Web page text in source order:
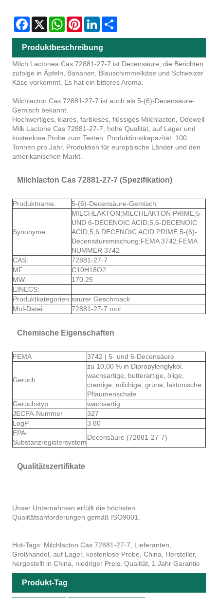
Facebook
X WhatsAppPinterestLinkedIn
Produktbeschreibung
Milch Lactonea Cas 72881-27-7 ist Decensäure, die Berichten
zufolge in Äpfeln, Bananen, Blauschimmelkäse und Schweizer
Käse vorkommt. Es hat ein bitteres Aroma.
Milchlacton Cas 72881-27-7 ist auch als 5-(6)-Decensäure-
Gemisch bekannt.
Hochwertiges, klares, farbloses, flüssiges Milchlacton, Odowell
Milk Lactone Cas 72881-27-7, hohe Qualität, auf Lager und
kostenlose Probe zum Testen. Produktionskapazität: 100
Tonnen pro Jahr, Produktion für europäische Länder und den
amerikanischen Markt.
Milchlacton Cas 72881-27-7 (Spezifikation)
Produktname: 5-(6)-Decensäure-Gemisch
Synonyme:
MILCHLAKTON;MILCHLAKTON PRIME;5-
UND 6-DECENOIC ACID;5,6-DECENOIC
ACID;5,6 DECENOIC ACID PRIME;5-(6)-
Decensäuremischung;FEMA 3742;FEMA
NUMMER 3742
CAS:
72881-27-7
MF:
C10H18O2
MW:
170.25
EINECS:
Produktkategorien:saurer Geschmack
Mol-Datei:
72881-27-7.mol
Chemische Eigenschaften
FEMA 3742 | 5- und 6-Decensäure
Geruch
zu 10,00 % in Dipropylenglykol.
wachsartige, butterartige, ölige,
cremige, milchige, grüne, laktonische
Pflaumenschale
Geruchstyp
wachsartig
JECFA-Nummer
327
LogP
3.80
EPA-
Substanzregistersystem
Decensäure (72881-27-7)
Qualitätszertifikate
Unser Unternehmen erfüllt die höchsten
Qualitätsanforderungen gemäß ISO9001.
Hot-Tags: Milchlacton Cas 72881-27-7, Lieferanten,
Großhandel, auf Lager, kostenlose Probe, China, Hersteller,
hergestellt in China, niedriger Preis, Qualität, 1 Jahr Garantie
Produkt-Tag